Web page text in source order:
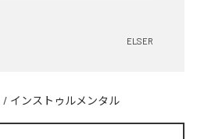
ELSER
/ インストゥルメンタル